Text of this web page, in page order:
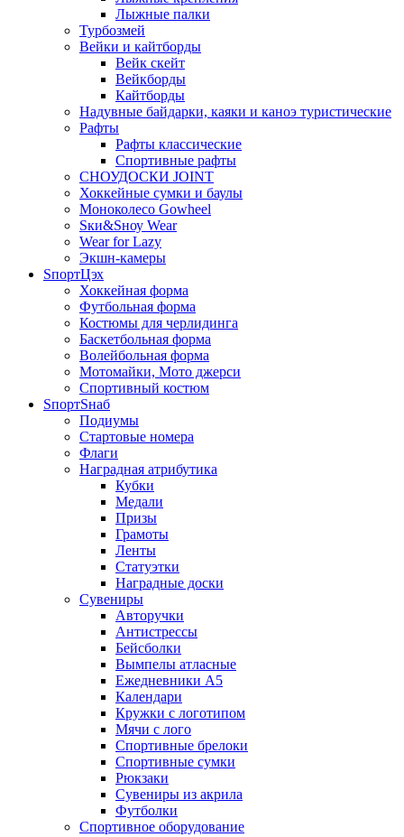
Лыжные палки
Турбозмей
Вейки и кайтборды
Вейк скейт
Вейкборды
Кайтборды
Надувные байдарки, каяки и каноэ туристические
Рафты
Рафты классические
Спортивные рафты
СНОУДОСКИ JOINT
Хоккейные сумки и баулы
Моноколесо Gowheel
Sки&Sноу Wear
Wear for Lazy
Экшн-камеры
SпортЦэх
Хоккейная форма
Футбольная форма
Костюмы для черлидинга
Баскетбольная форма
Волейбольная форма
Мотомайки, Мото джерси
Спортивный костюм
SпортSнаб
Подиумы
Стартовые номера
Флаги
Наградная атрибутика
Кубки
Медали
Призы
Грамоты
Ленты
Статуэтки
Наградные доски
Сувениры
Авторучки
Антистрессы
Бейсболки
Вымпелы атласные
Ежедневники А5
Календари
Кружки с логотипом
Мячи с лого
Спортивные брелоки
Спортивные сумки
Рюкзаки
Сувениры из акрила
Футболки
Спортивное оборудование